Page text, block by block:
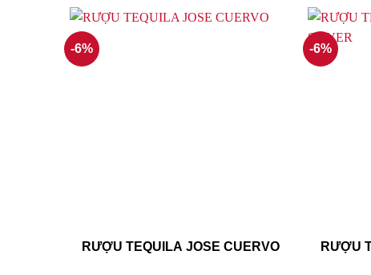
-6%
RƯỢU TEQUILA JOSE CUERVO
-6%
RƯỢU